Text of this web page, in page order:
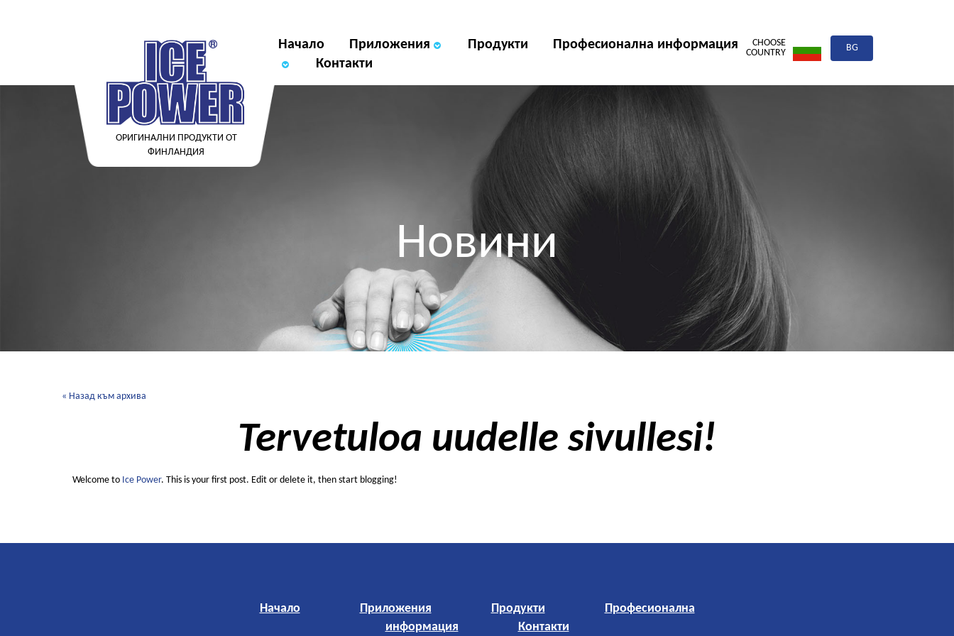
ОРИГИНАЛНИ ПРОДУКТИ ОТ
ФИНЛАНДИЯ
CHOOSE
COUNTRY
BG
Начало Приложения Продукти
Професионална информация
Контакти
Новини
« Назад към архива
Tervetuloa uudelle sivullesi!
Welcome to Ice Power. This is your first post. Edit or delete it, then start blogging!
Начало Приложения Продукти
Професионална
информация
Контакти